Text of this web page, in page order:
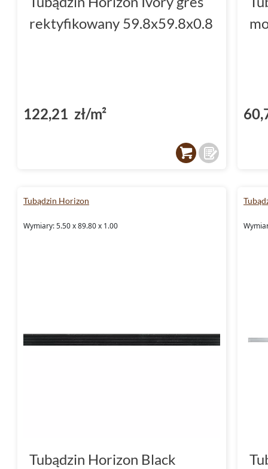
rektyfikowany 59.8x59.8x0.8
122,21 zł/m²
Tubądzin Horizon
Wymiary: 5.50 x 89.80 x 1.00
Tubądzin Horizon Black